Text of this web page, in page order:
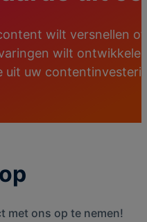
wilt versnellen
wilt
uit uw
met ons op te nemen!